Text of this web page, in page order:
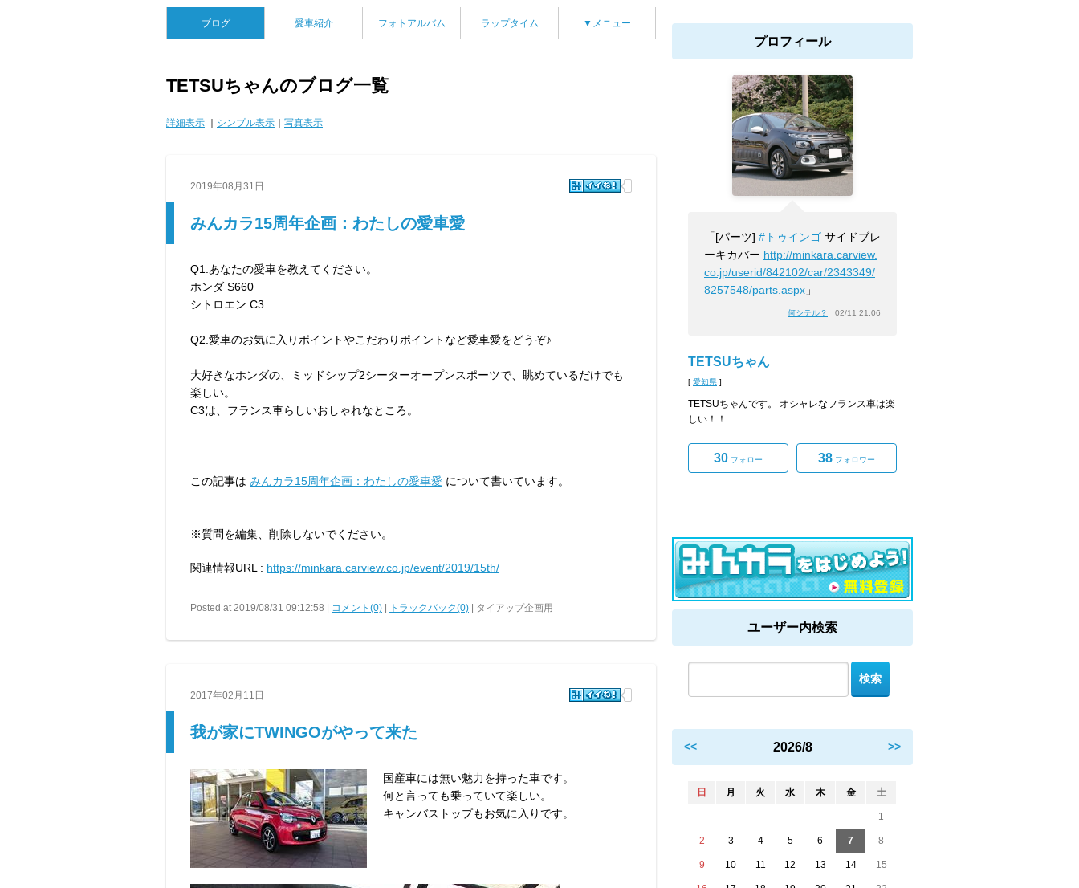
ブログ 愛車紹介 フォトアルバム ラップタイム ▼メニュー
TETSUちゃんのブログ一覧
詳細表示 シンプル表示 写真表示
2019年08月31日
みんカラ15周年企画：わたしの愛車愛
Q1.あなたの愛車を教えてください。
ホンダ S660
シトロエン C3
Q2.愛車のお気に入りポイントやこだわりポイントなど愛車愛をどうぞ♪
大好きなホンダの、ミッドシップ2シーターオープンスポーツで、眺めているだけでも
楽しい。
C3は、フランス車らしいおしゃれなところ。
この記事は みんカラ15周年企画：わたしの愛車愛 について書いています。
※質問を編集、削除しないでください。
関連情報URL : https://minkara.carview.co.jp/event/2019/15th/
Posted at 2019/08/31 09:12:58 | コメント(0) トラックバック(0) | タイアップ企画用
2017年02月11日
我が家にTWINGOがやって来た
国産車には無い魅力を持った車です。
何と言っても乗っていて楽しい。
キャンバストップもお気に入りです。
プロフィール
「[パーツ] #トゥインゴ サイドブレ
ーキカバー http://minkara.carview.
co.jp/userid/842102/car/2343349/
8257548/parts.aspx 」
何シテル？ 02/11 21:06
TETSUちゃん
[ 愛知県 ]
TETSUちゃんです。 オシャレなフランス車は楽
しい！！
30 フォロー 38 フォロワー
ユーザー内検索
<< 2026/8 >>
日 月 火 水 木 金 土
1
2 3 4 5 6 7 8
9 10 11 12 13 14 15